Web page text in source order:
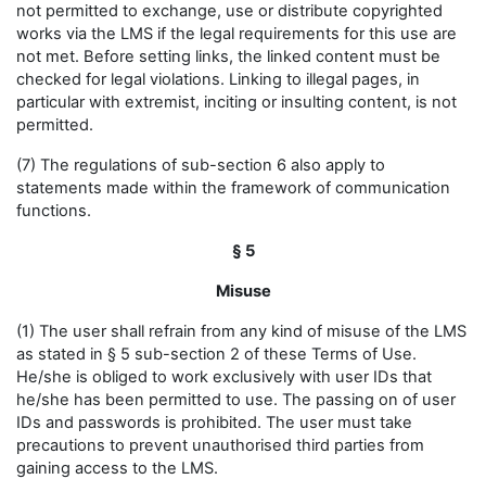
not permitted to exchange, use or distribute copyrighted
works via the LMS if the legal requirements for this use are
not met. Before setting links, the linked content must be
checked for legal violations. Linking to illegal pages, in
particular with extremist, inciting or insulting content, is not
permitted.
(7) The regulations of sub-section 6 also apply to
statements made within the framework of communication
functions.
§ 5
Misuse
(1) The user shall refrain from any kind of misuse of the LMS
as stated in § 5 sub-section 2 of these Terms of Use.
He/she is obliged to work exclusively with user IDs that
he/she has been permitted to use. The passing on of user
IDs and passwords is prohibited. The user must take
precautions to prevent unauthorised third parties from
gaining access to the LMS.